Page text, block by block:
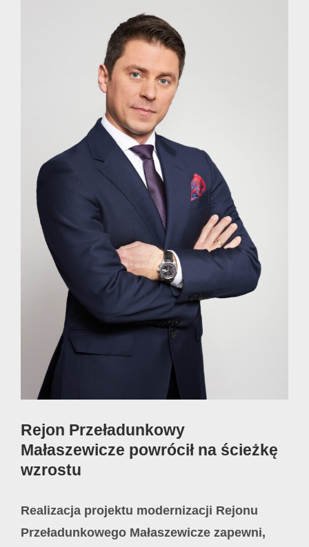
Rejon Przeładunkowy
Małaszewicze powrócił na ścieżkę
wzrostu
Realizacja projektu modernizacji Rejonu
Przeładunkowego Małaszewicze zapewni,